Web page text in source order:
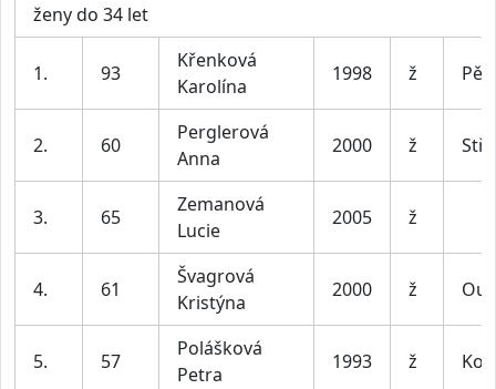
ženy do 34 let
1. 93
Křenková
Karolína
1998 ž
2. 60
Perglerová
Anna
2000 ž
3. 65
Zemanová
Lucie
2005 ž
4. 61
Švagrová
Kristýna
2000 ž
5. 57
Polášková
Petra
1993 ž